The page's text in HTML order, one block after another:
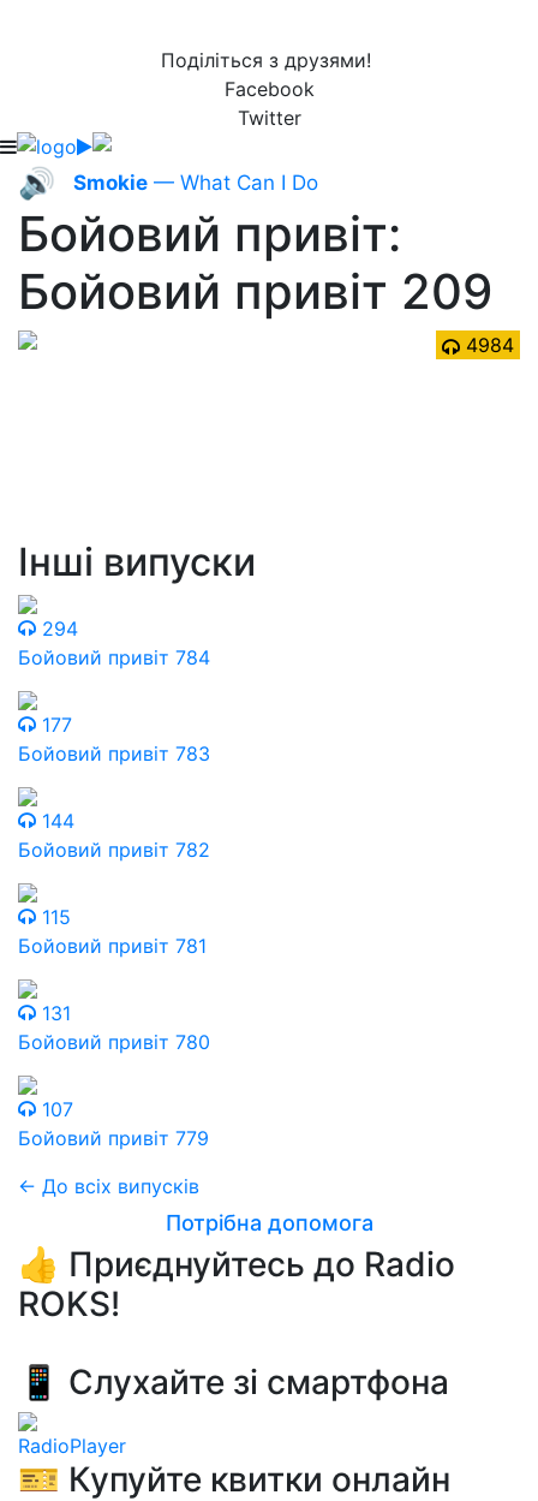
Поділіться з друзями!
Facebook
Twitter
🔊 Smokie — What Can I Do
Бойовий привіт:
Бойовий привіт 209
4984
Інші випуски
294
Бойовий привіт 784
177
Бойовий привіт 783
144
Бойовий привіт 782
115
Бойовий привіт 781
131
Бойовий привіт 780
107
Бойовий привіт 779
← До всіх випусків
Потрібна допомога
👍 Приєднуйтесь до Radio
ROKS!
📱 Слухайте зі смартфона
RadioPlayer
🎫 Купуйте квитки онлайн